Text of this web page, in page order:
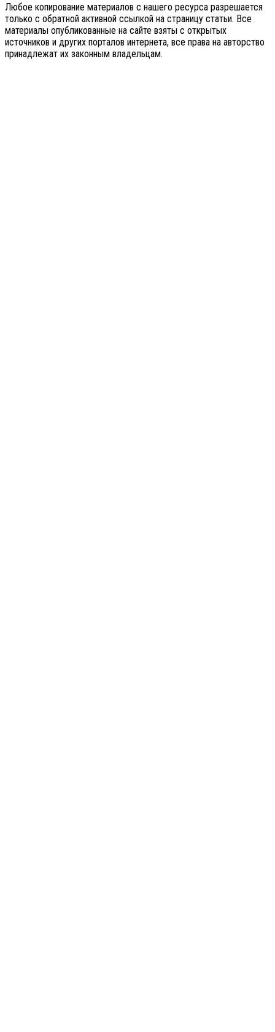
Любое копирование материалов с нашего ресурса разрешается
только с обратной активной ссылкой на страницу статьи. Все
материалы опубликованные на сайте взяты с открытых
источников и других порталов интернета, все права на авторство
принадлежат их законным владельцам.